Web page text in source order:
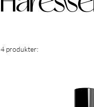
4 produkter: